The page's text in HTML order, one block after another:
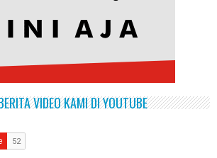
VIDEO KAMI DI YOUTUBE